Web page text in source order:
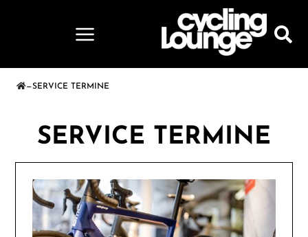
—SERVICE TERMINE
SERVICE TERMINE